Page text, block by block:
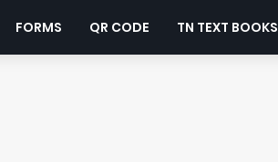
FORMS QR CODE TN TEXT BOOKS